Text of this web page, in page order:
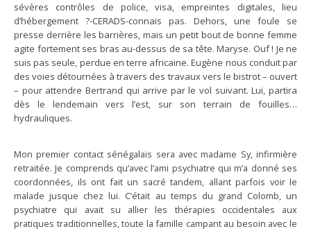
sévères contrôles de police, visa, empreintes digitales, lieu
d’hébergement ?-CERADS-connais pas. Dehors, une foule se
presse derrière les barrières, mais un petit bout de bonne femme
agite fortement ses bras au-dessus de sa tête. Maryse. Ouf ! Je ne
suis pas seule, perdue en terre africaine. Eugène nous conduit par
des voies détournées à travers des travaux vers le bistrot – ouvert
– pour attendre Bertrand qui arrive par le vol suivant. Lui, partira
dès le lendemain vers l’est, sur son terrain de fouilles…
hydrauliques.
Mon premier contact sénégalais sera avec madame Sy, infirmière
retraitée. Je comprends qu’avec l’ami psychiatre qui m’a donné ses
coordonnées, ils ont fait un sacré tandem, allant parfois voir le
malade jusque chez lui. C’était au temps du grand Colomb, un
psychiatre qui avait su allier les thérapies occidentales aux
pratiques traditionnelles, toute la famille campant au besoin avec le